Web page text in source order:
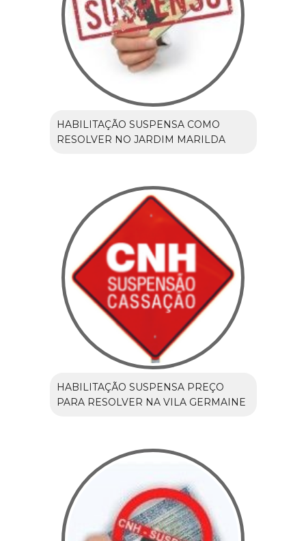
HABILITAÇÃO SUSPENSA COMO
RESOLVER NO JARDIM MARILDA
HABILITAÇÃO SUSPENSA PREÇO
PARA RESOLVER NA VILA GERMAINE